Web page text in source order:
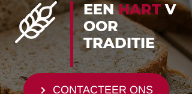
EENHARTV
OOR
TRADITIE
CONTACTEER ONS